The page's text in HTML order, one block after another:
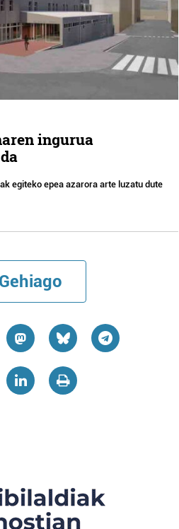
ingurua
egiteko epea azarora arte luzatu dute
Gehiago